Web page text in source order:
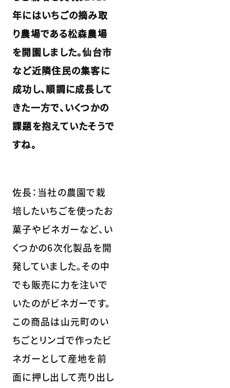
年にはいちごの摘み取
り農場である松森農場
を開園しました。仙台市
など近隣住民の集客に
成功し、順調に成長して
きた一方で、いくつかの
課題を抱えていたそうで
すね。
佐長：当社の農園で栽
培したいちごを使ったお
菓子やビネガーなど、い
くつかの6次化製品を開
発していました。その中
でも販売に力を注いで
いたのがビネガーです。
この商品は山元町のい
ちごとリンゴで作ったビ
ネガーとして産地を前
面に押し出して売り出し